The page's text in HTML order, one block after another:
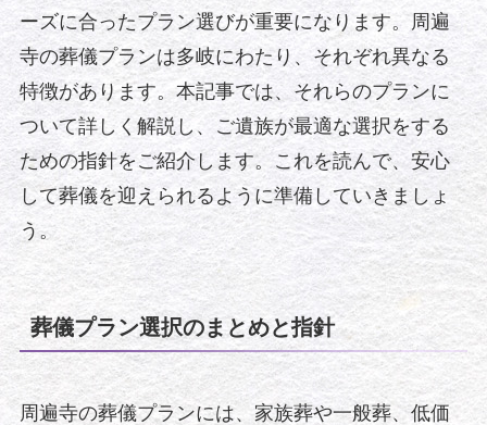
ーズに合ったプラン選びが重要になります。周遍
寺の葬儀プランは多岐にわたり、それぞれ異なる
特徴があります。本記事では、それらのプランに
ついて詳しく解説し、ご遺族が最適な選択をする
ための指針をご紹介します。これを読んで、安心
して葬儀を迎えられるように準備していきましょ
う。
葬儀プラン選択のまとめと指針
周遍寺の葬儀プランには、家族葬や一般葬、低価